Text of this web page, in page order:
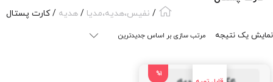
/ نفیس،هدیه،مدیا / هدیه / کارت پستال
نمایش یک نتیجه